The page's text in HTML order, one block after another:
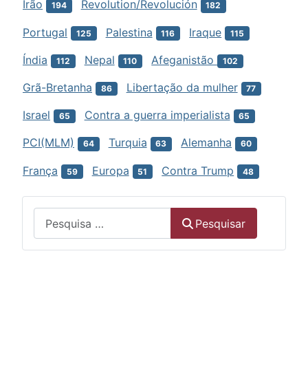
Irão 194 Revolution/Revolución 182
Portugal 125 Palestina 116 Iraque 115
Índia 112 Nepal 110 Afeganistão 102
Grã-Bretanha 86 Libertação da mulher 77
Israel 65 Contra a guerra imperialista 65
PCI(MLM) 64 Turquia 63 Alemanha 60
França 59 Europa 51 Contra Trump 48
Pesquisar